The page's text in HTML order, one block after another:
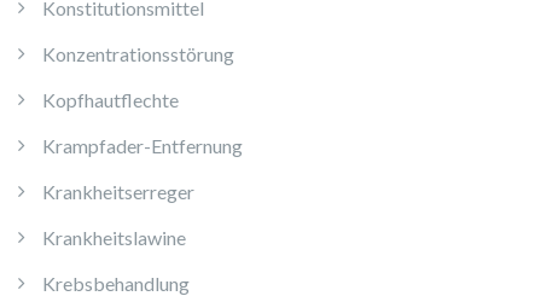
Konstitutionsmittel
Konzentrationsstörung
Kopfhautflechte
Krampfader-Entfernung
Krankheitserreger
Krankheitslawine
Krebsbehandlung